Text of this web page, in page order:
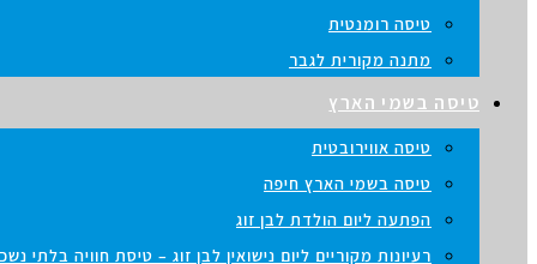
טיסה רומנטית
מתנה מקורית לגבר
טיסה בשמי הארץ
טיסה אווירובטית
טיסה בשמי הארץ חיפה
הפתעה ליום הולדת לבן זוג
רעיונות מקוריים ליום נישואין לבן זוג – טיסת חוויה בלתי